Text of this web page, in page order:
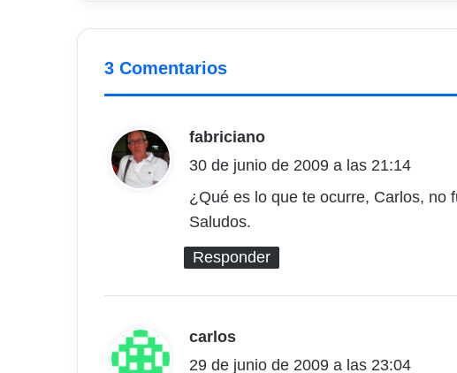
3 Comentarios
fabriciano
i
c
:
30 de junio de 2009 a las 21:14
¿Qué es lo que te ocurre, Carlos, no
Saludos.
Responder
carlos
i
29 de junio de 2009 a las 23:04